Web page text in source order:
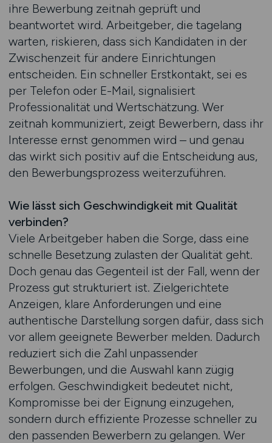
ihre Bewerbung zeitnah geprüft und
beantwortet wird. Arbeitgeber, die tagelang
warten, riskieren, dass sich Kandidaten in der
Zwischenzeit für andere Einrichtungen
entscheiden. Ein schneller Erstkontakt, sei es
per Telefon oder E-Mail, signalisiert
Professionalität und Wertschätzung. Wer
zeitnah kommuniziert, zeigt Bewerbern, dass ihr
Interesse ernst genommen wird – und genau
das wirkt sich positiv auf die Entscheidung aus,
den Bewerbungsprozess weiterzuführen.
Wie lässt sich Geschwindigkeit mit Qualität
verbinden?
Viele Arbeitgeber haben die Sorge, dass eine
schnelle Besetzung zulasten der Qualität geht.
Doch genau das Gegenteil ist der Fall, wenn der
Prozess gut strukturiert ist. Zielgerichtete
Anzeigen, klare Anforderungen und eine
authentische Darstellung sorgen dafür, dass sich
vor allem geeignete Bewerber melden. Dadurch
reduziert sich die Zahl unpassender
Bewerbungen, und die Auswahl kann zügig
erfolgen. Geschwindigkeit bedeutet nicht,
Kompromisse bei der Eignung einzugehen,
sondern durch effiziente Prozesse schneller zu
den passenden Bewerbern zu gelangen. Wer